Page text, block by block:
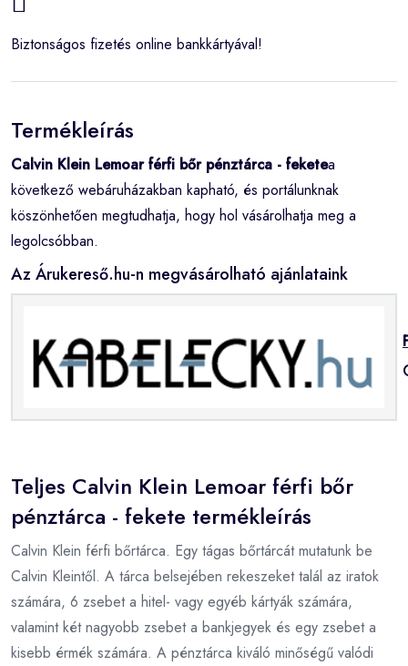
Biztonságos fizetés online bankkártyával!
Termékleírás
Calvin Klein Lemoar férfi bőr pénztárca - feketea
következő webáruházakban kapható, és portálunknak
köszönhetően megtudhatja, hogy hol vásárolhatja meg a
legolcsóbban.
Az Árukereső.hu-n megvásárolható ajánlataink
Teljes Calvin Klein Lemoar férfi bőr
pénztárca - fekete termékleírás
Calvin Klein férfi bőrtárca. Egy tágas bőrtárcát mutatunk be
Calvin Kleintől. A tárca belsejében rekeszeket talál az iratok
számára, 6 zsebet a hitel- vagy egyéb kártyák számára,
valamint két nagyobb zsebet a bankjegyek és egy zsebet a
kisebb érmék számára. A pénztárca kiváló minőségű valódi